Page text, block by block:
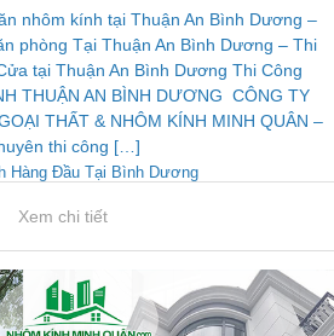
nhôm kính tại Thuận An Bình Dương –
phòng Tại Thuận An Bình Dương – Thi
tại Thuận An Bình Dương Thi Công
THUẬN AN BÌNH DƯƠNG CÔNG TY
THẤT & NHÔM KÍNH MINH QUÂN –
thi công […]
Hàng Đầu Tại Bình Dương
Xem chi tiết